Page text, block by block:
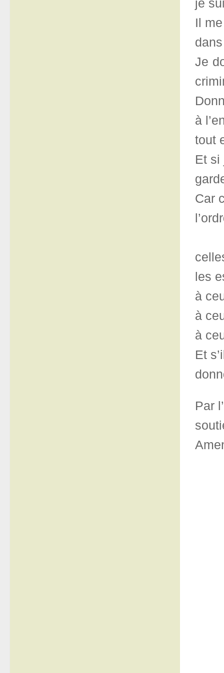
je
Il
Je
à
tout
Et si
Car
les
à
à
à
Et
Par